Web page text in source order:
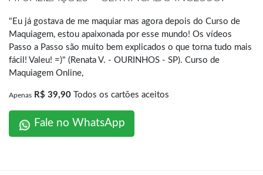
"Eu já gostava de me maquiar mas agora depois do Curso de
Maquiagem, estou apaixonada por esse mundo! Os vídeos
Passo a Passo são muito bem explicados o que torna tudo mais
fácil! Valeu! =)" (Renata V. - OURINHOS - SP). Curso de
Maquiagem Online,
Apenas R$ 39,90 Todos os cartões aceitos
Fale no WhatsApp